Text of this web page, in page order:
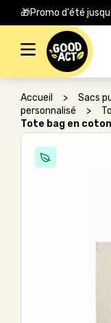
🎁Promo d'été
Rechercher :
Accueil > Sacs
personnalisé
>
Tote bag en